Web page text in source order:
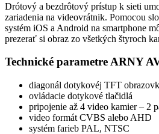
Drótový a bezdrôtový prístup k sieti
zariadenia na videovrátnik. Pomocou
systém iOS a Android na smartphone
prezerať si obraz zo všetkých štyroch
Technické parametre ARNY
diagonál dotykovéj TFT
ovládacie dotykové tlačidlá
pripojenie až 4 video kamier – 2
video formát CVBS alebo AHD
systém farieb PAL, NTSC